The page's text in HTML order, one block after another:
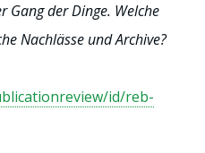
Gang der Dinge. Welche
Nachlässe und Archive?
id/reb-